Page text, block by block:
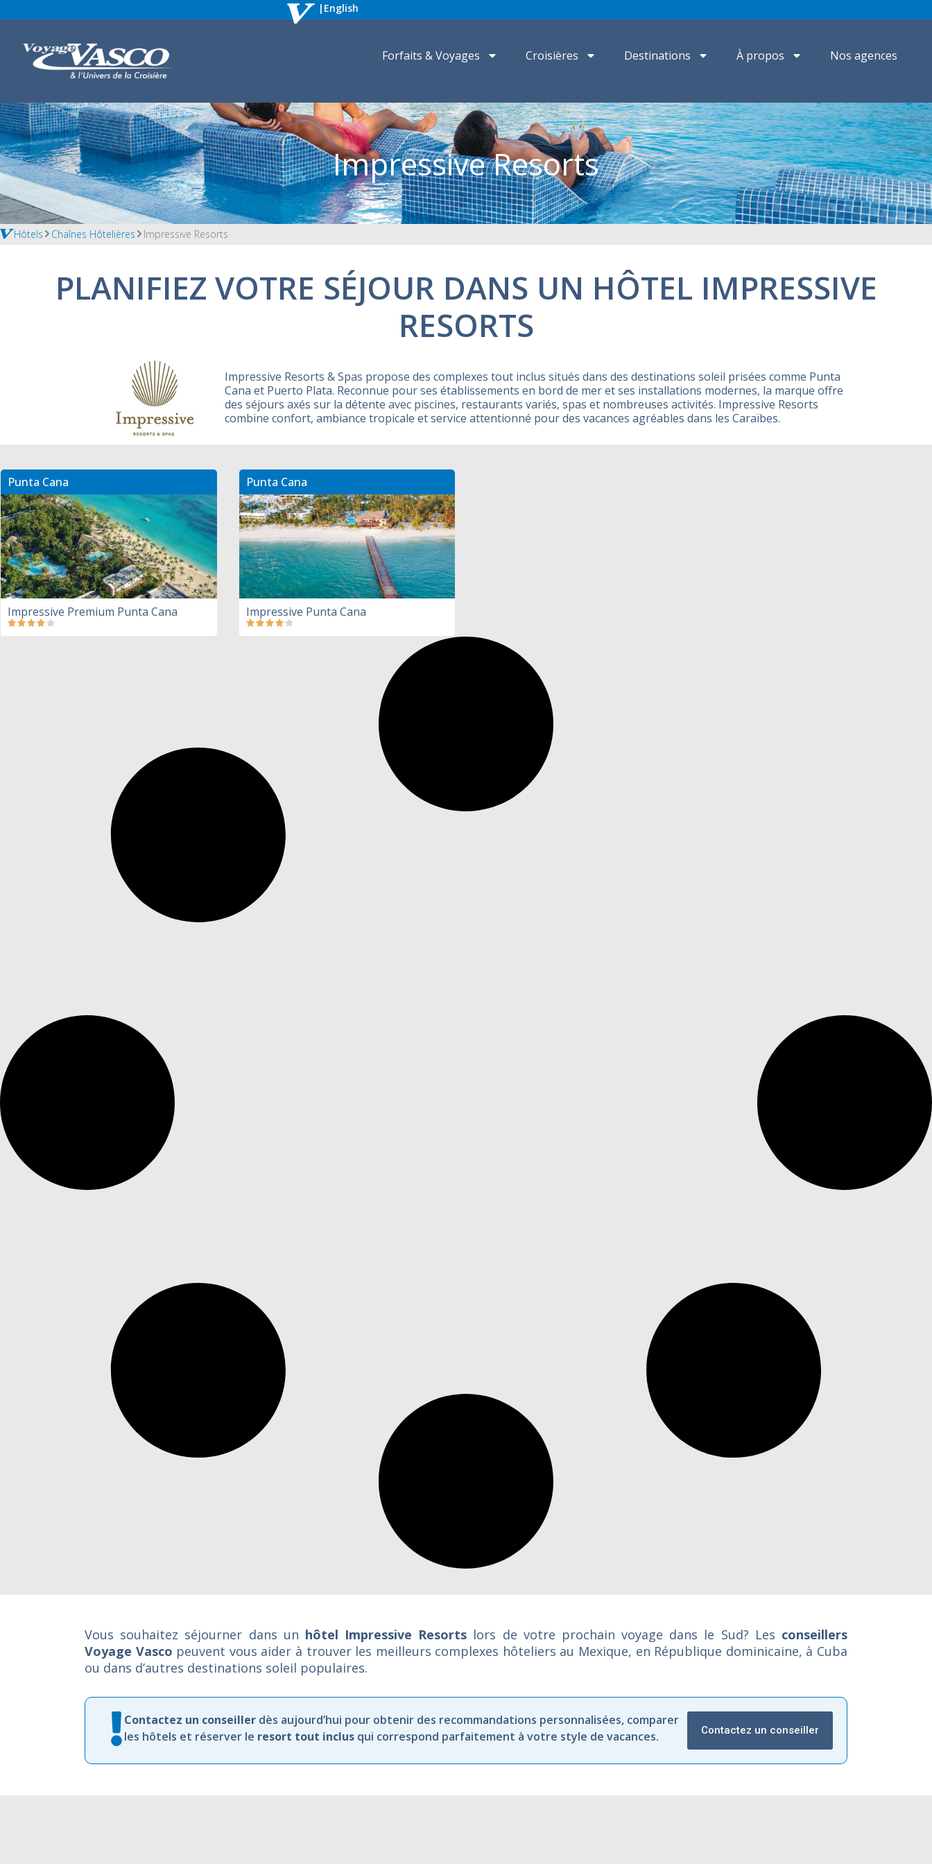
| English
Forfaits & Voyages Croisières Destinations À propos Nos agences
Impressive Resorts
Hôtels Chaînes Hôtelières Impressive Resorts
PLANIFIEZ VOTRE SÉJOUR DANS UN HÔTEL IMPRESSIVE
RESORTS
Impressive Resorts & Spas propose des complexes tout inclus situés dans des destinations soleil prisées comme Punta
Cana et Puerto Plata. Reconnue pour ses établissements en bord de mer et ses installations modernes, la marque offre
des séjours axés sur la détente avec piscines, restaurants variés, spas et nombreuses activités. Impressive Resorts
combine confort, ambiance tropicale et service attentionné pour des vacances agréables dans les Caraïbes.
Punta Cana
Impressive Premium Punta Cana
Punta Cana
Impressive Punta Cana
Vous souhaitez séjourner dans un hôtel Impressive Resorts lors de votre prochain voyage dans le Sud? Les conseillers
Voyage Vasco peuvent vous aider à trouver les meilleurs complexes hôteliers au Mexique, en République dominicaine, à Cuba
ou dans d’autres destinations soleil populaires.
Contactez un conseiller dès aujourd’hui pour obtenir des recommandations personnalisées, comparer
les hôtels et réserver le resort tout inclus qui correspond parfaitement à votre style de vacances. Contactez un conseiller